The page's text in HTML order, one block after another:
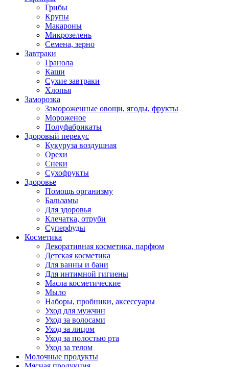
Грибы
Крупы
Макароны
Микрозелень
Семена, зерно
Завтраки
Гранола
Каши
Сухие завтраки
Хлопья
Заморозка
Замороженные овощи, ягоды, фрукты
Мороженое
Полуфабрикаты
Здоровый перекус
Кукуруза воздушная
Орехи
Снеки
Сухофрукты
Здоровье
Помощь организму
Бальзамы
Для здоровья
Клечатка, отруби
Суперфуды
Косметика
Декоративная косметика, парфюм
Детская косметика
Для ванны и бани
Для интимной гигиены
Масла косметические
Мыло
Наборы, пробники, аксессуары
Уход для мужчин
Уход за волосами
Уход за лицом
Уход за полостью рта
Уход за телом
Молочные продукты